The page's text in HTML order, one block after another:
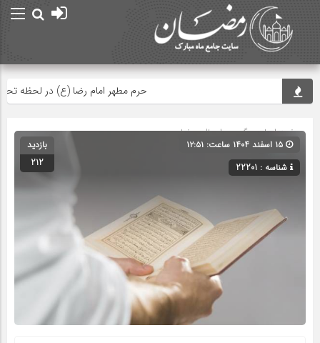
حرم مطهر امام رضا (ع) در لحظه تحویل
صفحه اصلی» گروه »اعمال رمضان
شناسه : 22201
بازدید
212